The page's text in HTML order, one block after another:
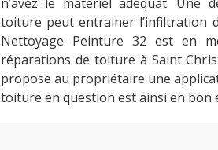
toiture peut entrainer l’infiltration
Nettoyage Peinture 32 est en
réparations de toiture à Saint
propose au propriétaire une
toiture en question est ainsi en bon